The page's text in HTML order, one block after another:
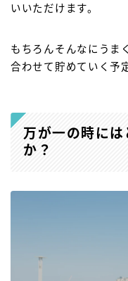
いいただけます。
もちろんそんなにうま
合わせて貯めていく予
万が一の時には
か？